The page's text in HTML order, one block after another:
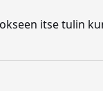
itse tulin